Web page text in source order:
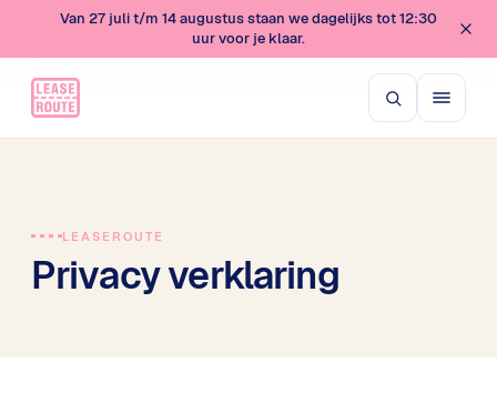
Van 27 juli t/m 14 augustus staan we dagelijks tot 12:30
uur voor je klaar.
LEASEROUTE
Privacy verklaring